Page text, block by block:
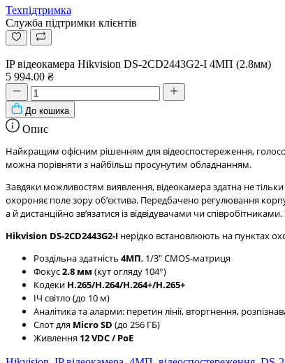
Техпідтримка
Служба підтримки клієнтів
IP відеокамера Hikvision DS-2CD2443G2-I 4МП (2.8мм)
5 994.00 ₴
До кошика
Опис
Найкращим офісним рішенням для відеоспостереження,
можна порівняти з найбільш просунутим обладнанням.
Завдяки можливостям виявлення, відеокамера здатна не
охороняє поле зору обʼєктива. Передбачено регулювання
а й дистанційно звʼязатися із відвідувачами чи
Hikvision DS-2CD2443G2-I нерідко встановлюють на пунктах
Роздільна здатність 4МП, 1/3" CMOS-матриця
Фокус2.8 мм (кут огляду 104°)
Кодеки H.265/H.264/H.264+/H.265+
ІЧ світло (до 10 м)
Аналітика та аларми: перетин лінії, вторгнення,
Слот для Micro SD (до 256 ГБ)
Живлення 12 VDC / PoE